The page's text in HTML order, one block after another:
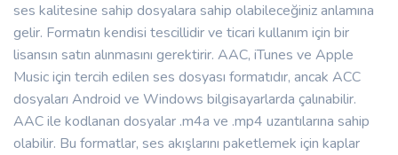
ses kalitesine sahip dosyalara sahip olabileceğiniz anlamına
gelir. Formatın kendisi tescillidir ve ticari kullanım için bir
lisansın satın alınmasını gerektirir. AAC, iTunes ve Apple
Music için tercih edilen ses dosyası formatıdır, ancak ACC
dosyaları Android ve Windows bilgisayarlarda çalınabilir.
AAC ile kodlanan dosyalar .m4a ve .mp4 uzantılarına sahip
olabilir. Bu formatlar, ses akışlarını paketlemek için kaplar